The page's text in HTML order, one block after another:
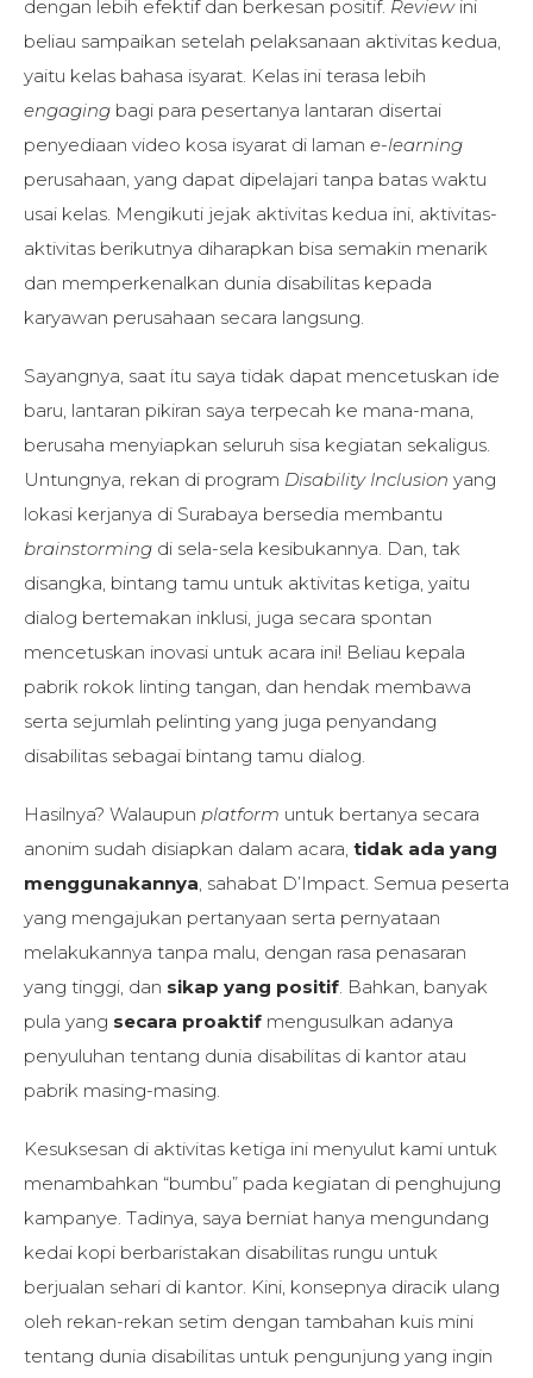
dengan lebih efektif dan berkesan positif. Reviewini
beliau sampaikan setelah pelaksanaan aktivitas kedua,
yaitu kelas bahasa isyarat. Kelas ini terasa lebih
engaging bagi para pesertanya lantaran disertai
penyediaan video kosa isyarat di laman e-learning
perusahaan, yang dapat dipelajari tanpa batas waktu
usai kelas. Mengikuti jejak aktivitas kedua ini, aktivitas-
aktivitas berikutnya diharapkan bisa semakin menarik
dan memperkenalkan dunia disabilitas kepada
karyawan perusahaan secara langsung.
Sayangnya, saat itu saya tidak dapat mencetuskan ide
baru, lantaran pikiran saya terpecah ke mana-mana,
berusaha menyiapkan seluruh sisa kegiatan sekaligus.
Untungnya, rekan di program Disability Inclusion yang
lokasi kerjanya di Surabaya bersedia membantu
brainstorming di sela-sela kesibukannya. Dan, tak
disangka, bintang tamu untuk aktivitas ketiga, yaitu
dialog bertemakan inklusi, juga secara spontan
mencetuskan inovasi untuk acara ini! Beliau kepala
pabrik rokok linting tangan, dan hendak membawa
serta sejumlah pelinting yang juga penyandang
disabilitas sebagai bintang tamu dialog.
Hasilnya? Walaupun platform untuk bertanya secara
anonim sudah disiapkan dalam acara, tidak ada yang
menggunakannya, sahabat D’Impact. Semua peserta
yang mengajukan pertanyaan serta pernyataan
melakukannya tanpa malu, dengan rasa penasaran
yang tinggi, dan sikap yang positif. Bahkan, banyak
pula yang secara proaktif mengusulkan adanya
penyuluhan tentang dunia disabilitas di kantor atau
pabrik masing-masing.
Kesuksesan di aktivitas ketiga ini menyulut kami untuk
menambahkan “bumbu” pada kegiatan di penghujung
kampanye. Tadinya, saya berniat hanya mengundang
kedai kopi berbaristakan disabilitas rungu untuk
berjualan sehari di kantor. Kini, konsepnya diracik ulang
oleh rekan-rekan setim dengan tambahan kuis mini
tentang dunia disabilitas untuk pengunjung yang ingin